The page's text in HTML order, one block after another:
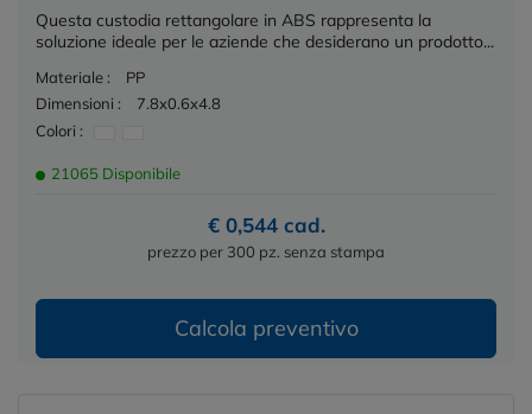
Questa custodia rettangolare in ABS rappresenta la
soluzione ideale per le aziende che desiderano un prodotto...
Materiale :
PP
Dimensioni :
7.8x0.6x4.8
Colori :
21065 Disponibile
€ 0,544 cad.
prezzo per 300 pz. senza stampa
Calcola preventivo